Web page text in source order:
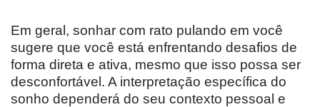
Em geral, sonhar com rato pulando em você
sugere que você está enfrentando desafios de
forma direta e ativa, mesmo que isso possa ser
desconfortável. A interpretação específica do
sonho dependerá do seu contexto pessoal e